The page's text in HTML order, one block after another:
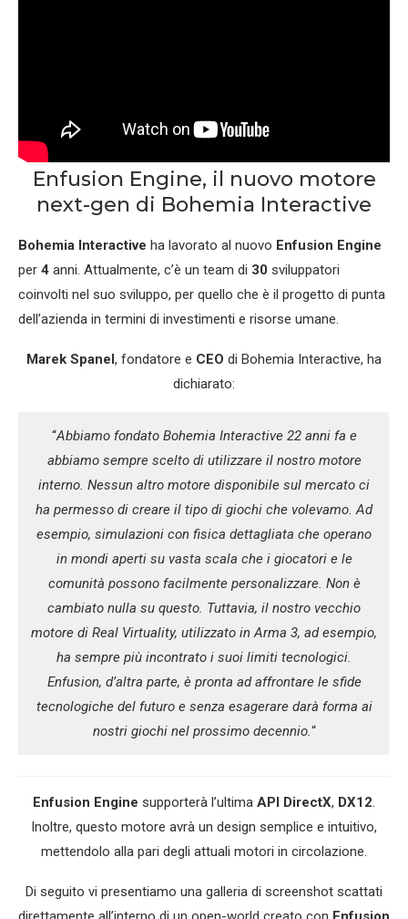
Enfusion Engine, il nuovo motore
next-gen di Bohemia Interactive
Bohemia Interactive ha lavorato al nuovo Enfusion Engine
per 4 anni. Attualmente, c’è un team di 30 sviluppatori
coinvolti nel suo sviluppo, per quello che è il progetto di punta
dell’azienda in termini di investimenti e risorse umane.
Marek Spanel, fondatore e CEO di Bohemia Interactive, ha
dichiarato:
“Abbiamo fondato Bohemia Interactive 22 anni fa e
abbiamo sempre scelto di utilizzare il nostro motore
interno. Nessun altro motore disponibile sul mercato ci
ha permesso di creare il tipo di giochi che volevamo. Ad
esempio, simulazioni con fisica dettagliata che operano
in mondi aperti su vasta scala che i giocatori e le
comunità possono facilmente personalizzare. Non è
cambiato nulla su questo. Tuttavia, il nostro vecchio
motore di Real Virtuality, utilizzato in Arma 3, ad esempio,
ha sempre più incontrato i suoi limiti tecnologici.
Enfusion, d’altra parte, è pronta ad affrontare le sfide
tecnologiche del futuro e senza esagerare darà forma ai
nostri giochi nel prossimo decennio.“
Enfusion Engine supporterà l’ultima API DirectX, DX12.
Inoltre, questo motore avrà un design semplice e intuitivo,
mettendolo alla pari degli attuali motori in circolazione.
Di seguito vi presentiamo una galleria di screenshot scattati